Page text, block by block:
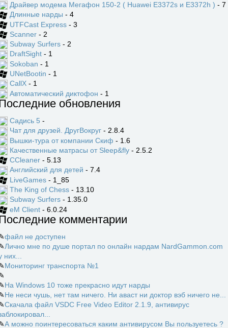
Драйвер модема Мегафон 150-2 ( Huawei E3372s и E3372h ) - 7
Длинные нарды - 4
UTFCast Express - 3
Scanner - 2
Subway Surfers - 2
DraftSight - 1
Sokoban - 1
UNetBootin - 1
CallX - 1
Автоматический диктофон - 1
обновления
Садись 5 -
Чат для друзей. ДругВокруг - 2.8.4
Вышки-тура от компании Скиф - 1.6
Качественные матрасы от Sleep&fly - 2.5.2
CCleaner - 5.13
Английский для детей - 7.4
LiveGames - 1_85
The King of Chess - 13.10
Subway Surfers - 1.35.0
eM Client - 6.0.24
комментарии
файл не доступен
Лично мне по душе портал по онлайн нардам NardGammon.com
них...
Мониторинг транспорта №1
На Windows 10 тоже прекрасно идут нарды
Не неси чушь, нет там ничего. Ни аваст ни доктор вэб ничего не...
Скачала файл VSDC Free Video Editor 2.1.9, антивирус
А можно поинтересоваться каким антивирусом Вы пользуетесь ?